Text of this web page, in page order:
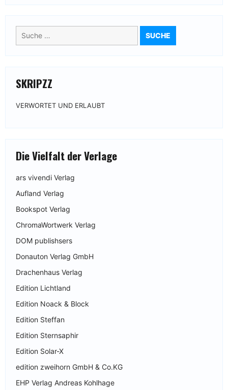
Suche
nach:
SKRIPZZ
VERWORTET UND ERLAUBT
Die Vielfalt der Verlage
ars vivendi Verlag
Aufland Verlag
Bookspot Verlag
ChromaWortwerk Verlag
DOM publishsers
Donauton Verlag GmbH
Drachenhaus Verlag
Edition Lichtland
Edition Noack & Block
Edition Steffan
Edition Sternsaphir
Edition Solar-X
edition zweihorn GmbH & Co.KG
EHP Verlag Andreas Kohlhage